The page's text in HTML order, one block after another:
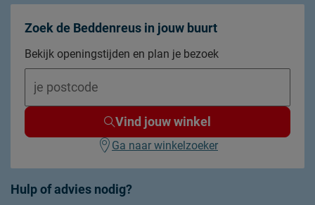
Hulp of advies nodig?
Zoek de Beddenreus in jouw buurt
Bekijk openingstijden en plan je bezoek
Vind jouw winkel
Ga naar winkelzoeker